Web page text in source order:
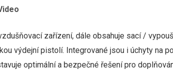
zařízení, dále obsahuje sací /
výdejní pistolí. Integrované jsou i úchyty na
optimální a bezpečné řešení pro